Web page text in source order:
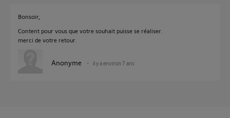
Bonsoir,
Content pour vous que votre souhait puisse se réaliser.
merci de votre retour.
Anonyme il y a environ 7 ans